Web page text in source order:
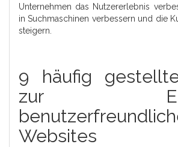
Unternehmen das Nutzererlebnis
in Suchmaschinen verbessern und die
steigern.
9 häufig
zur
Websites